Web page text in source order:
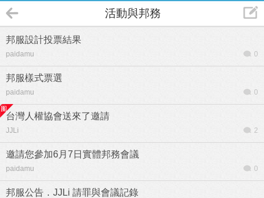
活動與邦務
邦服設計投票結果
paidamu 0
邦服樣式票選
paidamu 0
台灣人權協會送來了邀請
JJLi 2
邀請您參加6月7日實體邦務會議
paidamu 0
邦服公告．JJLi 請罪與會議記錄